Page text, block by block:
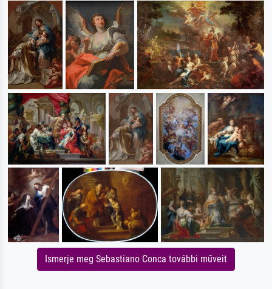
Ismerje meg Sebastiano Conca további műveit